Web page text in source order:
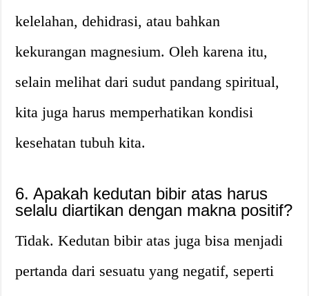
kelelahan, dehidrasi, atau bahkan
kekurangan magnesium. Oleh karena itu,
selain melihat dari sudut pandang spiritual,
kita juga harus memperhatikan kondisi
kesehatan tubuh kita.
6. Apakah kedutan bibir atas harus
selalu diartikan dengan makna positif?
Tidak. Kedutan bibir atas juga bisa menjadi
pertanda dari sesuatu yang negatif, seperti